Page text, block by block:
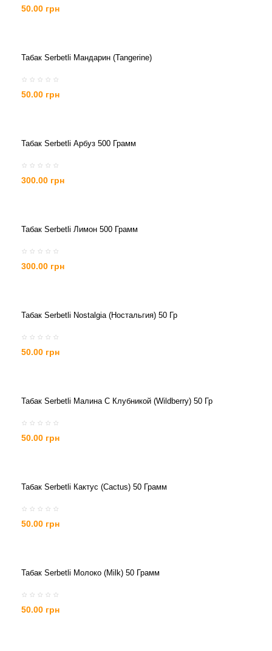
50.00 грн
Табак Serbetli Мандарин (Tangerine)
50.00 грн
Табак Serbetli Арбуз 500 Грамм
300.00 грн
Табак Serbetli Лимон 500 Грамм
300.00 грн
Табак Serbetli Nostalgia (Ностальгия) 50 Гр
50.00 грн
Табак Serbetli Малина С Клубникой (Wildberry) 50 Гр
50.00 грн
Табак Serbetli Кактус (Cactus) 50 Грамм
50.00 грн
Табак Serbetli Молоко (Milk) 50 Грамм
50.00 грн